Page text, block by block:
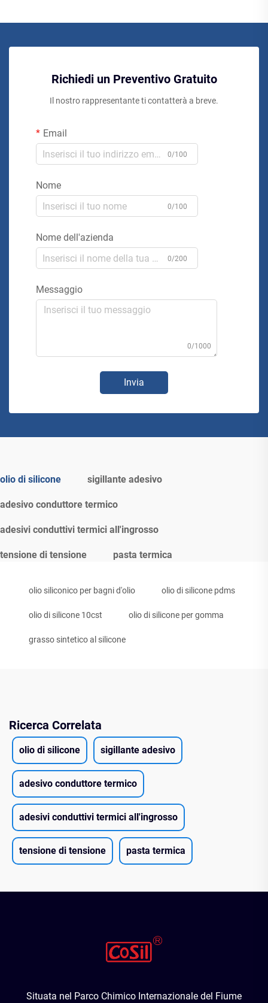
Richiedi un Preventivo Gratuito
Il nostro rappresentante ti contatterà a breve.
Email
0/100
Nome
0/100
Nome dell'azienda
0/200
Messaggio
0/1000
Invia
olio di silicone sigillante adesivo
adesivo conduttore termico
adesivi conduttivi termici all'ingrosso
tensione di tensione pasta termica
olio siliconico per bagni d'olio olio di silicone pdms
olio di silicone 10cst olio di silicone per gomma
grasso sintetico al silicone
Ricerca Correlata
olio di silicone sigillante adesivo
adesivo conduttore termico
adesivi conduttivi termici all'ingrosso
tensione di tensione pasta termica
Situata nel Parco Chimico Internazionale del Fiume